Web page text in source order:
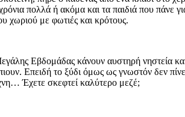
πολλά ή ακόμα και τα παιδιά που
χωριού με φωτιές και κρότους.
Εβδομάδας κάνουν αυστηρή νηστεία
Επειδή το ξύδι όμως ως γνωστόν δεν
Έχετε σκεφτεί καλύτερο μεζέ;